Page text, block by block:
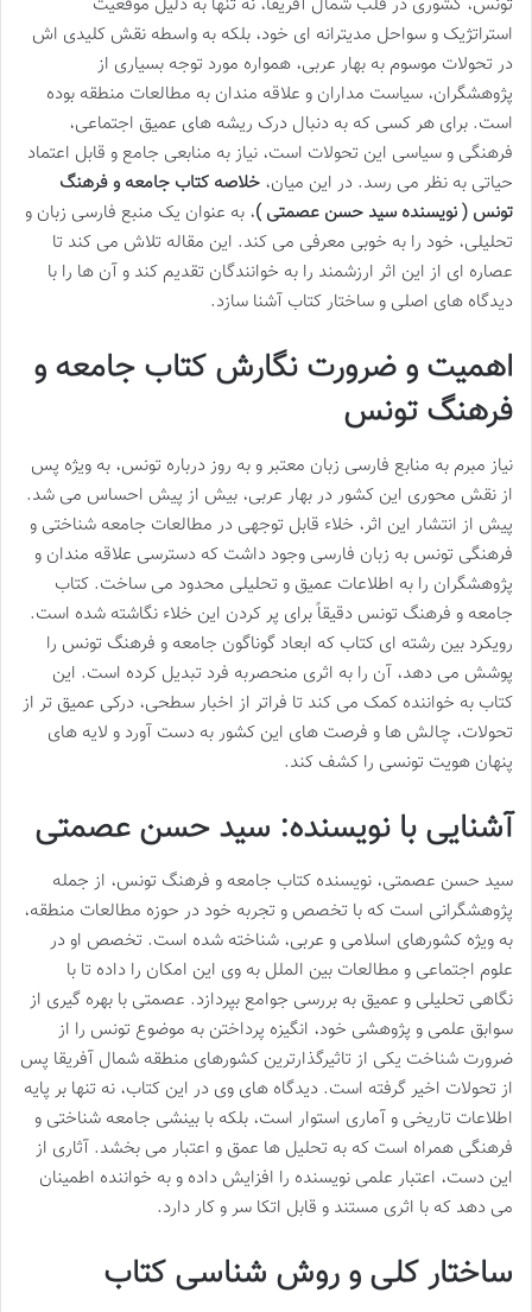
تونس، کشوری در قلب شمال آفریقا، نه تنها به دلیل موقعیت
استراتژیک و سواحل مدیترانه ای خود، بلکه به واسطه نقش کلیدی اش
در تحولات موسوم به بهار عربی، همواره مورد توجه بسیاری از
پژوهشگران، سیاست مداران و علاقه مندان به مطالعات منطقه بوده
است. برای هر کسی که به دنبال درک ریشه های عمیق اجتماعی،
فرهنگی و سیاسی این تحولات است، نیاز به منابعی جامع و قابل اعتماد
حیاتی به نظر می رسد. در این میان، خلاصه کتاب جامعه و فرهنگ
تونس ( نویسنده سید حسن عصمتی )، به عنوان یک منبع فارسی زبان و
تحلیلی، خود را به خوبی معرفی می کند. این مقاله تلاش می کند تا
عصاره ای از این اثر ارزشمند را به خوانندگان تقدیم کند و آن ها را با
دیدگاه های اصلی و ساختار کتاب آشنا سازد.
اهمیت و ضرورت نگارش کتاب جامعه و
فرهنگ تونس
نیاز مبرم به منابع فارسی زبان معتبر و به روز درباره تونس، به ویژه پس
از نقش محوری این کشور در بهار عربی، بیش از پیش احساس می شد.
پیش از انتشار این اثر، خلاء قابل توجهی در مطالعات جامعه شناختی و
فرهنگی تونس به زبان فارسی وجود داشت که دسترسی علاقه مندان و
پژوهشگران را به اطلاعات عمیق و تحلیلی محدود می ساخت. کتاب
جامعه و فرهنگ تونس دقیقاً برای پر کردن این خلاء نگاشته شده است.
رویکرد بین رشته ای کتاب که ابعاد گوناگون جامعه و فرهنگ تونس را
پوشش می دهد، آن را به اثری منحصربه فرد تبدیل کرده است. این
کتاب به خواننده کمک می کند تا فراتر از اخبار سطحی، درکی عمیق تر از
تحولات، چالش ها و فرصت های این کشور به دست آورد و لایه های
پنهان هویت تونسی را کشف کند.
آشنایی با نویسنده: سید حسن عصمتی
سید حسن عصمتی، نویسنده کتاب جامعه و فرهنگ تونس، از جمله
پژوهشگرانی است که با تخصص و تجربه خود در حوزه مطالعات منطقه،
به ویژه کشورهای اسلامی و عربی، شناخته شده است. تخصص او در
علوم اجتماعی و مطالعات بین الملل به وی این امکان را داده تا با
نگاهی تحلیلی و عمیق به بررسی جوامع بپردازد. عصمتی با بهره گیری از
سوابق علمی و پژوهشی خود، انگیزه پرداختن به موضوع تونس را از
ضرورت شناخت یکی از تاثیرگذارترین کشورهای منطقه شمال آفریقا پس
از تحولات اخیر گرفته است. دیدگاه های وی در این کتاب، نه تنها بر پایه
اطلاعات تاریخی و آماری استوار است، بلکه با بینشی جامعه شناختی و
فرهنگی همراه است که به تحلیل ها عمق و اعتبار می بخشد. آثاری از
این دست، اعتبار علمی نویسنده را افزایش داده و به خواننده اطمینان
می دهد که با اثری مستند و قابل اتکا سر و کار دارد.
ساختار کلی و روش شناسی کتاب